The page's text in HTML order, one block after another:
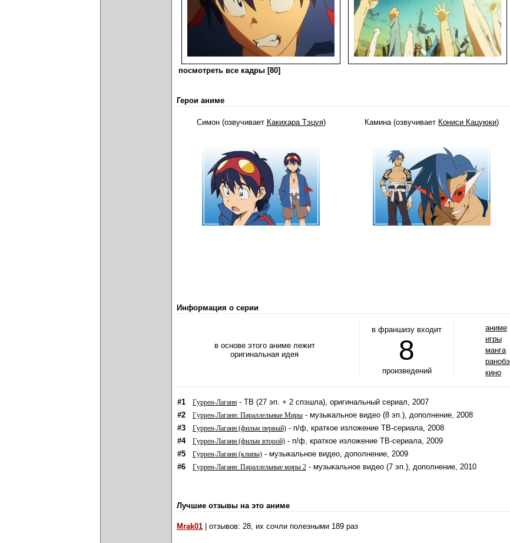
посмотреть все кадры [80]
Герои аниме
Симон (озвучивает Какихара Тэцуя) Камина (озвучивает Кониси Кацуюки)
Информация о серии
в основе этого аниме лежит
оригинальная идея
в франшизу входит
8
произведений
аниме
игры
манга
ранобэ
кино
#1 Гуррен-Лаганн - ТВ (27 эп. + 2 спэшла), оригинальный сериал, 2007
#2
Гуррен-Лаганн: Параллельные Миры - музыкальное видео (8 эп.), дополнение, 2008
#3
Гуррен-Лаганн (фильм первый) - п/ф, краткое изложение ТВ-сериала, 2008
#4
Гуррен-Лаганн (фильм второй) - п/ф, краткое изложение ТВ-сериала, 2009
#5
Гуррен-Лаганн (клипы) - музыкальное видео, дополнение, 2009
#6
Гуррен-Лаганн: Параллельные миры 2 - музыкальное видео (7 эп.), дополнение, 2010
Лучшие отзывы на это аниме
Mrak01 | отзывов: 28, их сочли полезными 189 раз